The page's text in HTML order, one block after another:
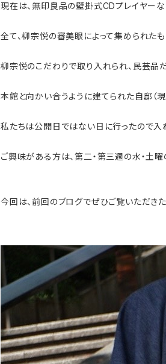
現在は、無印良品の壁掛式CDプレイヤー
全て、柳宗悦の審美眼によって集められた
柳宗悦のこだわりで取り入れられ、民芸品
本館と向かい合うように建てられた自邸（
私たちは公開日ではない日に行ったので入
ご興味がある方は、第二・第三週の水・土
今回は、前回のブログでぜひご覧いただき